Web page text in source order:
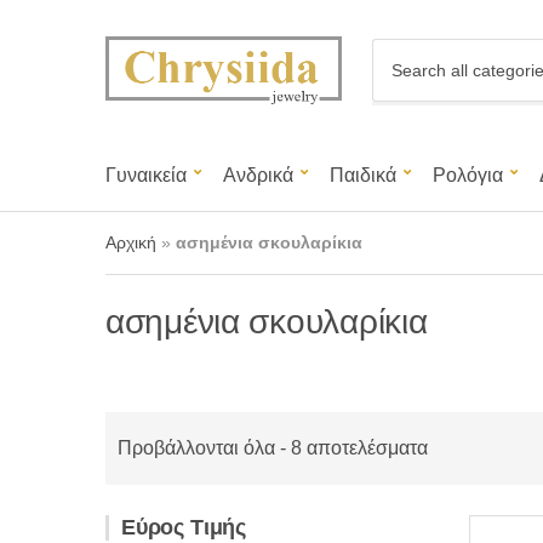
a
g
o
r
a
e
Γυναικεία Ανδρικά Παιδικά Ρολόγια
Αρχική » ασημένια σκουλαρίκια
ασημένια σκουλαρίκια
Προβάλλονται όλα - 8 αποτελέσματα
Εύρος Τιμής